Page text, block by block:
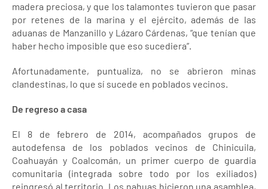
madera preciosa, y que los talamontes tuvieron que pasar
por retenes de la marina y el ejército, además de las
aduanas de Manzanillo y Lázaro Cárdenas, “que tenían que
haber hecho imposible que eso sucediera”.
Afortunadamente, puntualiza, no se abrieron minas
clandestinas, lo que sí sucede en poblados vecinos.
De regreso a casa
El 8 de febrero de 2014, acompañados grupos de
autodefensa de los poblados vecinos de Chinicuila,
Coahuayán y Coalcomán, un primer cuerpo de guardia
comunitaria (integrada sobre todo por los exiliados)
reingresó al territorio. Los nahuas hicieron una asamblea,